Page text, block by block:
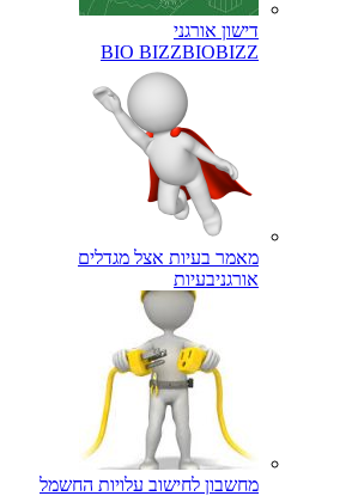
דישון אורגני
BIO BIZZBIOBIZZ
מאמר בעיות אצל מגדלים
אורגניבעיות
מחשבון לחישוב עלויות החשמל